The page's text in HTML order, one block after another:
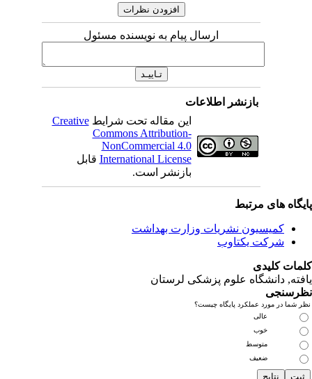
ارسال پیام به نویسنده مسئول
بازنشر اطلاعات
این مقاله تحت شرایطCreative
Commons Attribution-
NonCommercial 4.0
International Licenseقابل
بازنشر است.
های مرتبط
کمیسیون نشریات وزارت بهداشت
شرکت یکتاوب
کلیدی
, دانشگاه علوم پزشکی لرستان
شما در مورد عملکرد پایگاه چیست؟
عالی
خوب
متوسط
ضعیف